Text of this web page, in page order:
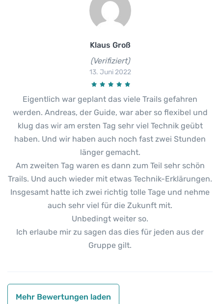
Klaus Groß
(Verifiziert)
13. Juni 2022
Eigentlich war geplant das viele Trails gefahren
werden. Andreas, der Guide, war aber so flexibel und
klug das wir am ersten Tag sehr viel Technik geübt
haben. Und wir haben auch noch fast zwei Stunden
länger gemacht.
Am zweiten Tag waren es dann zum Teil sehr schön
Trails. Und auch wieder mit etwas Technik-Erklärungen.
Insgesamt hatte ich zwei richtig tolle Tage und nehme
auch sehr viel für die Zukunft mit.
Unbedingt weiter so.
Ich erlaube mir zu sagen das dies für jeden aus der
Gruppe gilt.
Mehr Bewertungen laden